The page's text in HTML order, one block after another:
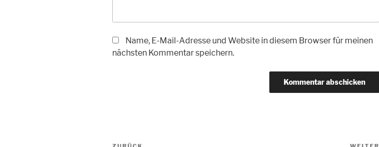
Name, E-Mail-Adresse und Website in diesem Browser für meinen
nächsten Kommentar speichern.
Beitragsnavigation